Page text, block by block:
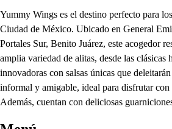
Yummy Wings es el destino perfecto para
Ciudad de México. Ubicado en General
Portales Sur, Benito Juárez, este acogedor
amplia variedad de alitas, desde las clásicas
innovadoras con salsas únicas que
informal y amigable, ideal para disfrutar
Además, cuentan con deliciosas